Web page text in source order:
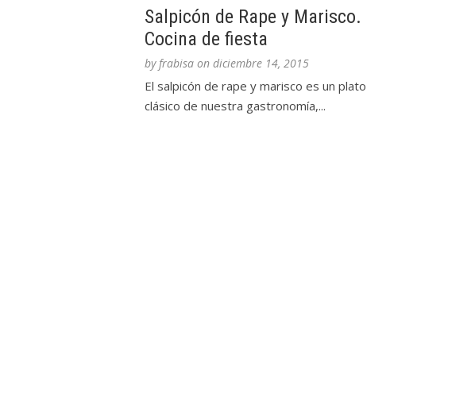
Salpicón de Rape y Marisco.
Cocina de fiesta
byfrabisa on diciembre 14, 2015
El salpicón de rape y marisco es un plato
clásico de nuestra gastronomía,...